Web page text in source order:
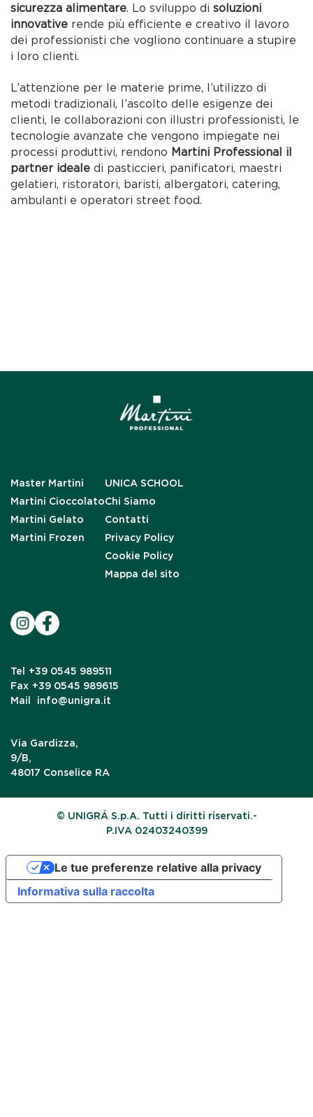
sicurezza alimentare. Lo sviluppo disoluzioni
innovative rende più efficiente e creativo il lavoro
dei professionisti che vogliono continuare a stupire
i loro clienti.
L’attenzione per le materie prime, l’utilizzo di
metodi tradizionali, l’ascolto delle esigenze dei
clienti, le collaborazioni con illustri professionisti, le
tecnologie avanzate che vengono impiegate nei
processi produttivi, rendono Martini Professional il
partner ideale di pasticcieri, panificatori, maestri
gelatieri, ristoratori, baristi, albergatori, catering,
ambulanti e operatori street food.
Master Martini
Martini Cioccolato
Martini Gelato
Martini Frozen
UNICA SCHOOL
Chi Siamo
Contatti
Privacy Policy
Cookie Policy
Mappa del sito
Tel
+39 0545 989511
Fax +39 0545 989615
Mail
info@unigra.it
Via Gardizza,
9/B,
48017 Conselice RA
© UNIGRÁ S.p.A. Tutti i diritti riservati.-
P.IVA 02403240399
Informativa sulla raccolta
Le tue preferenze relative alla privacy